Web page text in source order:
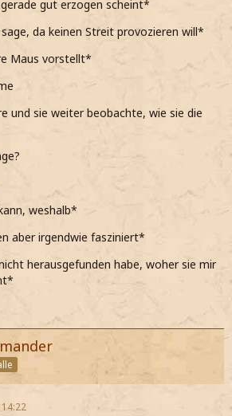
gut erzogen scheint*
da keinen Streit provozieren will*
Maus vorstellt*
und sie weiter beobachte, wie sie die
weshalb*
aber irgendwie fasziniert*
herausgefunden habe, woher sie mir